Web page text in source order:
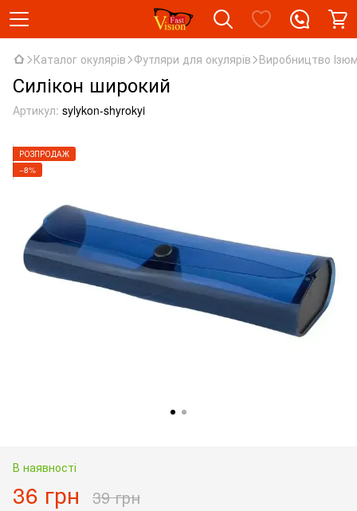
Каталог окулярів Футляри для окулярів Виробництво
Силікон широкий
Артикул: sylykon-shyrokyi
РОЗПРОДАЖ
−8%
В наявності
36 грн 39 грн